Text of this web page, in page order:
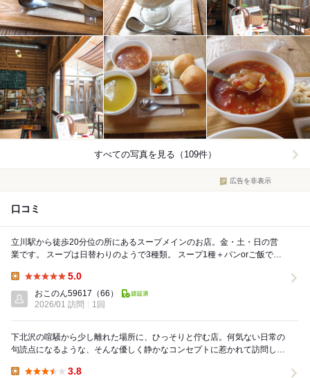
すべての写真を見る（109件）
広告を非表示
口コミ
立川駅から徒歩20分位の所にあるスープメインのお店。金・土・日の営
業です。 スープは日替わりのようで3種類。 スープ1種＋パンorご飯で
5.0
おこのん59617 （66）
2026/01 訪問
1回
下北沢の喧騒から少し離れた場所に、ひっそりと佇む店。何気ない日常の
句読点になるような、そんな優しく静かなコンセプトに惹かれて訪問し
3.8